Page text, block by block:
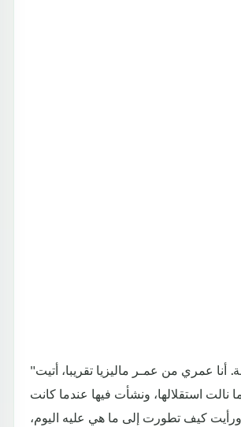
"إنها قصـة مذهلة. أنا عمري من عمـر ماليزيا تقريبا، أتيت
نالت استقلالها، ونشأت فيها عندما كانت
ورأيت كيف تطورت إلى ما هي عليه اليوم،